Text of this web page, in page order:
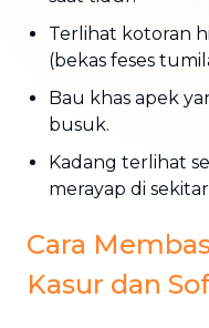
Terlihat kotoran
(bekas feses
Bau khas apek
busuk.
Kadang terlihat
merayap di
Cara
Kasur dan